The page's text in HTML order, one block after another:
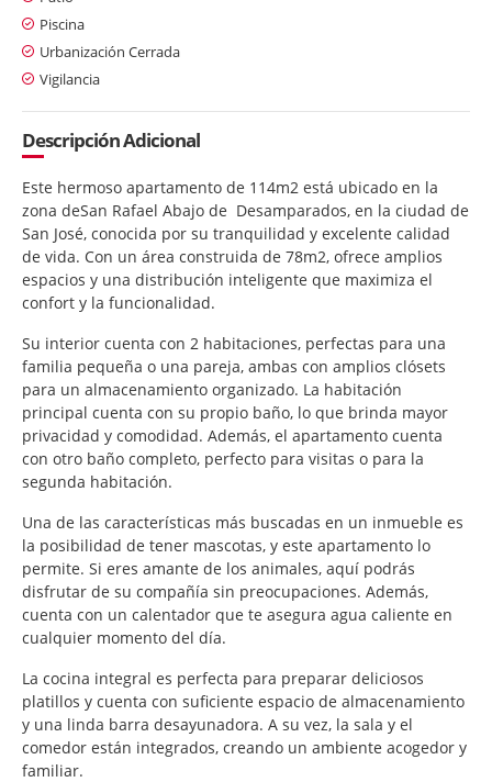
Piscina
Urbanización Cerrada
Vigilancia
Descripción Adicional
Este hermoso apartamento de 114m2 está ubicado en la
zona deSan Rafael Abajo de Desamparados, en la ciudad de
San José, conocida por su tranquilidad y excelente calidad
de vida. Con un área construida de 78m2, ofrece amplios
espacios y una distribución inteligente que maximiza el
confort y la funcionalidad.
Su interior cuenta con 2 habitaciones, perfectas para una
familia pequeña o una pareja, ambas con amplios clósets
para un almacenamiento organizado. La habitación
principal cuenta con su propio baño, lo que brinda mayor
privacidad y comodidad. Además, el apartamento cuenta
con otro baño completo, perfecto para visitas o para la
segunda habitación.
Una de las características más buscadas en un inmueble es
la posibilidad de tener mascotas, y este apartamento lo
permite. Si eres amante de los animales, aquí podrás
disfrutar de su compañía sin preocupaciones. Además,
cuenta con un calentador que te asegura agua caliente en
cualquier momento del día.
La cocina integral es perfecta para preparar deliciosos
platillos y cuenta con suficiente espacio de almacenamiento
y una linda barra desayunadora. A su vez, la sala y el
comedor están integrados, creando un ambiente acogedor y
familiar.